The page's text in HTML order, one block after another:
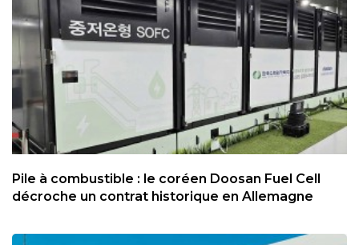
Pile à combustible : le coréen Doosan Fuel Cell
décroche un contrat historique en Allemagne